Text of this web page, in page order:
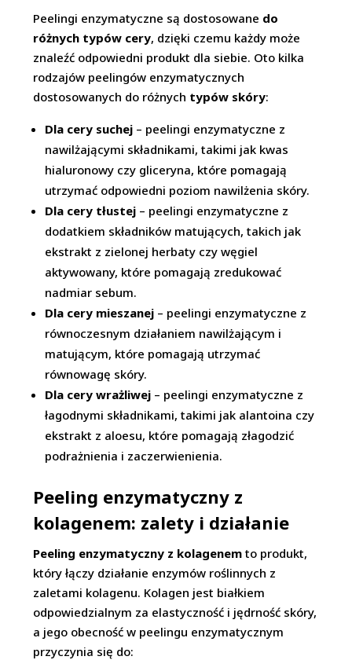
Peelingi enzymatyczne są dostosowane do
różnych typów cery, dzięki czemu każdy może
znaleźć odpowiedni produkt dla siebie. Oto kilka
rodzajów peelingów enzymatycznych
dostosowanych do różnych typów skóry:
Dla cery suchej – peelingi enzymatyczne z
nawilżającymi składnikami, takimi jak kwas
hialuronowy czy gliceryna, które pomagają
utrzymać odpowiedni poziom nawilżenia skóry.
Dla cery tłustej – peelingi enzymatyczne z
dodatkiem składników matujących, takich jak
ekstrakt z zielonej herbaty czy węgiel
aktywowany, które pomagają zredukować
nadmiar sebum.
Dla cery mieszanej – peelingi enzymatyczne z
równoczesnym działaniem nawilżającym i
matującym, które pomagają utrzymać
równowagę skóry.
Dla cery wrażliwej – peelingi enzymatyczne z
łagodnymi składnikami, takimi jak alantoina czy
ekstrakt z aloesu, które pomagają złagodzić
podrażnienia i zaczerwienienia.
Peeling enzymatyczny z
kolagenem: zalety i działanie
Peeling enzymatyczny z kolagenem to produkt,
który łączy działanie enzymów roślinnych z
zaletami kolagenu. Kolagen jest białkiem
odpowiedzialnym za elastyczność i jędrność skóry,
a jego obecność w peelingu enzymatycznym
przyczynia się do: